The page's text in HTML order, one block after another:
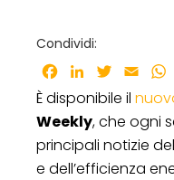
Condividi:
Facebook
LinkedInTwitter
Email
È disponibile il
Weekly, che ogni
principali notizie
e dell’efficienza